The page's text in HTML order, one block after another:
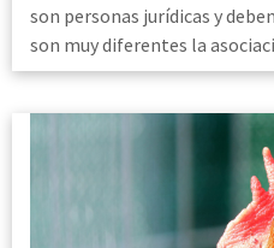
son personas jurídicas y
son muy diferentes la